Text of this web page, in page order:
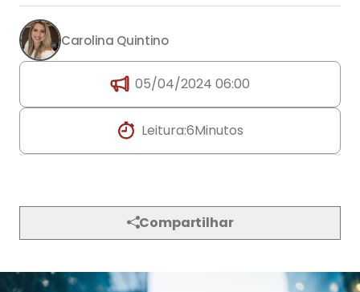
Compartilhar